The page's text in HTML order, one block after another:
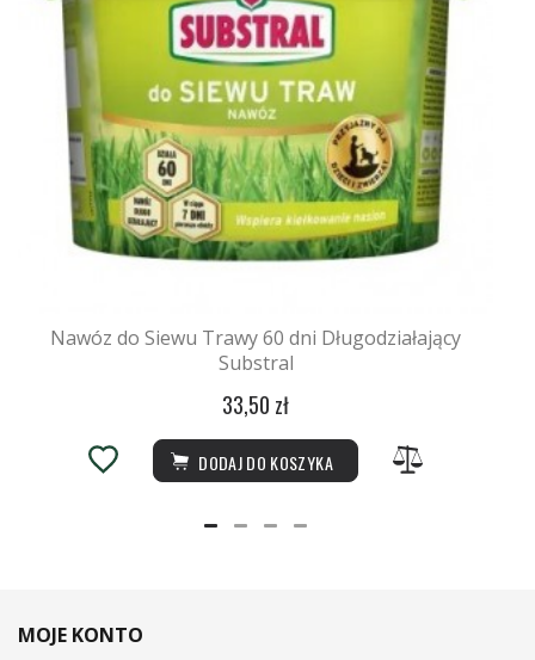
Nawóz do Siewu Trawy 60 dni Długodziałający
Substral
33,50 zł
DODAJ DO KOSZYKA
MOJE KONTO